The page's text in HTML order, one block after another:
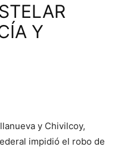
Y
y Chivilcoy,
impidió el robo de